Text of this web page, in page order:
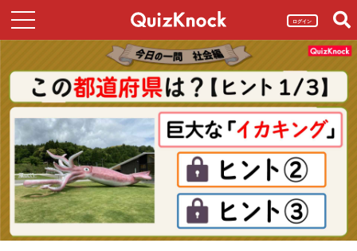
ログイン